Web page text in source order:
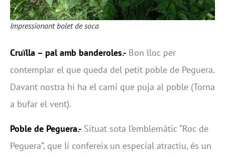
Impressionant bolet de soca
Cruïlla – pal amb banderoles.- Bon lloc per
contemplar el que queda del petit poble de Peguera.
Davant nostra hi ha el camí que puja al poble (Torna
a bufar el vent).
Poble de Peguera.- Situat sota l’emblemàtic “Roc de
Peguera”, que li confereix un especial atractiu, és un